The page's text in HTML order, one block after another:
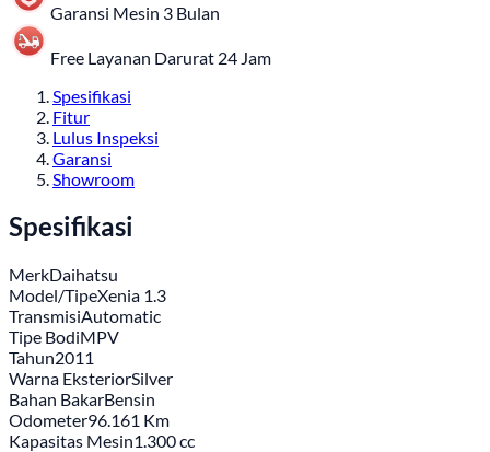
Garansi Mesin 3 Bulan
Free Layanan Darurat 24 Jam
Spesifikasi
Fitur
Lulus Inspeksi
Garansi
Showroom
Spesifikasi
MerkDaihatsu
Model/TipeXenia 1.3
TransmisiAutomatic
Tipe BodiMPV
Tahun2011
Warna EksteriorSilver
Bahan BakarBensin
Odometer96.161 Km
Kapasitas Mesin1.300 cc